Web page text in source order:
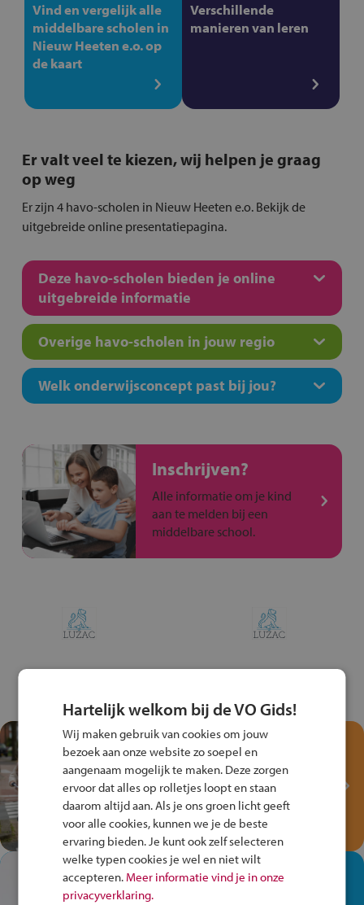
Vind en vergelijk alle
middelbare scholen in
Nieuw Heeten e.o. op
de kaart
Verschillende
manieren van leren
Er valt veel te kiezen, wij helpen je graag
op weg
Er zijn 4 havo-scholen in Nieuw Heeten e.o. Bekijk de
uitgebreide online presentatiepagina.
Deze havo-scholen bieden je online
uitgebreide informatie
Overige havo-scholen in jouw regio
Welk onderwijsconcept past bij jou?
Inschrijven?
Alle informatie om je kind
aan te melden bij een
middelbare school.
Test je kennis met het
Fiets Veilig
Verkeersspel!
Speel het Fiets Veilig Verkeersspel
en win een Cortina-fiets!
In de winkel ben je op je
plek!
Hartelijk welkom bij de VO Gids!
Wij maken gebruik van cookies om jouw
bezoek aan onze website zo soepel en
aangenaam mogelijk te maken. Deze zorgen
ervoor dat alles op rolletjes loopt en staan
daarom altijd aan. Als je ons groen licht geeft
voor alle cookies, kunnen we je de beste
ervaring bieden. Je kunt ook zelf selecteren
welke typen cookies je wel en niet wilt
accepteren. Meer informatie vind je in onze
privacyverklaring.